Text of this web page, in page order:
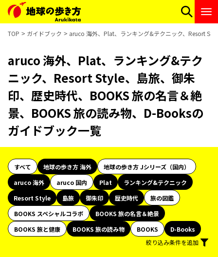
TOP ガイドブック aruco 海外、Plat、ランキング&テクニック、Resort
aruco 海外、Plat、ランキング&テク
ニック、Resort Style、島旅、御朱
印、歴史時代、BOOKS 旅の名言＆絶
景、BOOKS 旅の読み物、D-Booksの
ガイドブック一覧
すべて 地球の歩き方 海外
地球の歩き方 Jシリーズ（国内）
aruco 海外
aruco 国内 Plat
ランキング&テクニック
Resort Style
島旅 御朱印 歴史時代
旅の図鑑
BOOKS スペシャルコラボ
BOOKS 旅の名言＆絶景
BOOKS 旅と健康
BOOKS 旅の読み物 BOOKS
D-Books
絞り込み条件を追加